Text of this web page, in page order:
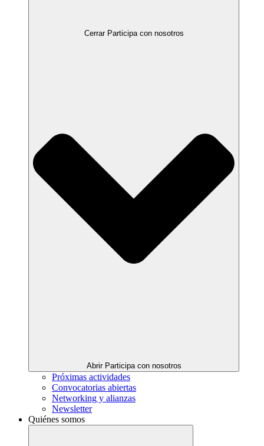
Cerrar Participa con nosotros
Abrir Participa con nosotros
Próximas actividades
Convocatorias abiertas
Networking y alianzas
Newsletter
Quiénes somos